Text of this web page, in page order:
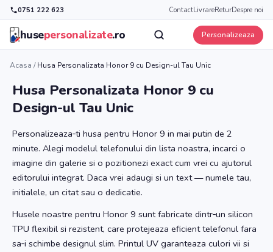
0751 222 623 ContactLivrareReturDespre noi
husepersonalizate.ro Personalizeaza
Acasa /Husa Personalizata Honor 9 cu Design-ul Tau Unic
Husa Personalizata Honor 9 cu
Design-ul Tau Unic
Personalizeaza‑ti husa pentru Honor 9 in mai putin de 2
minute. Alegi modelul telefonului din lista noastra, incarci o
imagine din galerie si o pozitionezi exact cum vrei cu ajutorul
editorului integrat. Daca vrei adaugi si un text — numele tau,
initialele, un citat sau o dedicatie.
Husele noastre pentru Honor 9 sunt fabricate dintr‑un silicon
TPU flexibil si rezistent, care protejeaza eficient telefonul fara
sa‑i schimbe designul slim. Printul UV garanteaza culori vii si